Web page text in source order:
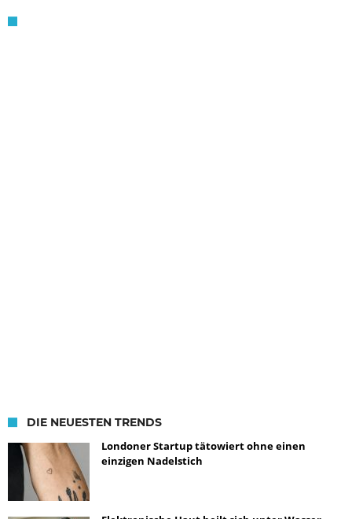
DIE NEUESTEN TRENDS
Londoner Startup tätowiert ohne einen
einzigen Nadelstich